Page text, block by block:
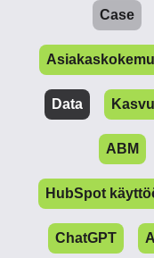
Case
Data
ABM
HubSpot
ChatGPT